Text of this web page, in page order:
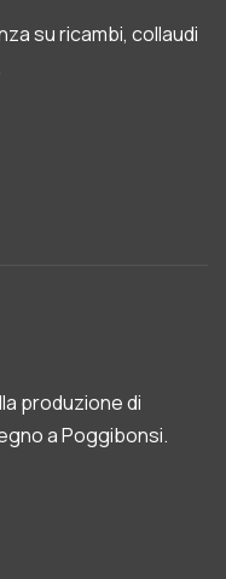
su ricambi, collaudi
produzione di
a Poggibonsi.